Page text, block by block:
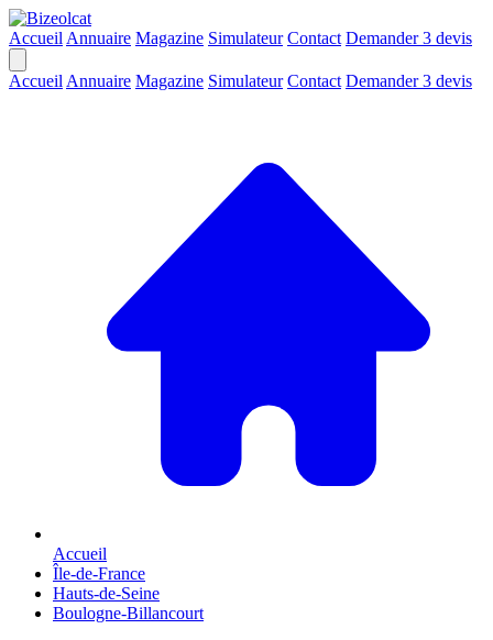
Accueil Annuaire Magazine Simulateur Contact Demander 3 devis
Accueil Annuaire Magazine Simulateur Contact Demander 3 devis
Accueil
Île-de-France
Hauts-de-Seine
Boulogne-Billancourt